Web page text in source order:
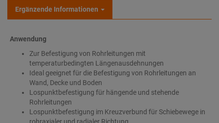
Ergänzende Informationen
Anwendung
Zur Befestigung von Rohrleitungen mit
temperaturbedingten Längenausdehnungen
Ideal geeignet für die Befestigung von Rohrleitungen an
Wand, Decke und Boden
Lospunktbefestigung für hängende und stehende
Rohrleitungen
Lospunktbefestigung im Kreuzverbund für Schiebewege in